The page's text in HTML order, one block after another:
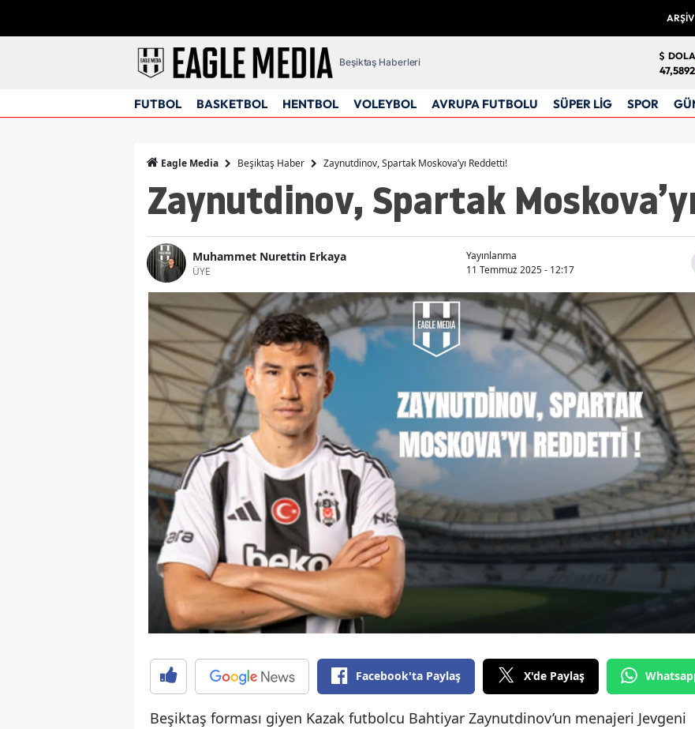
ARŞİV
Beşiktaş Haberleri
47,5892
FUTBOL BASKETBOL HENTBOL VOLEYBOL AVRUPA FUTBOLU SÜPER LİG SPOR
Eagle Media Beşiktaş Haber Zaynutdinov, Spartak Moskova’yı Reddetti!
Zaynutdinov, Spartak
Muhammet Nurettin Erkaya
ÜYE
Yayınlanma
11 Temmuz 2025 - 12:17
Facebook'ta Paylaş X'de Paylaş
Beşiktaş forması giyen Kazak futbolcu Bahtiyar Zaynutdinov’un menajeri Jevgeni